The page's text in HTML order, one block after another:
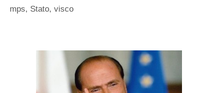
mps, Stato, visco